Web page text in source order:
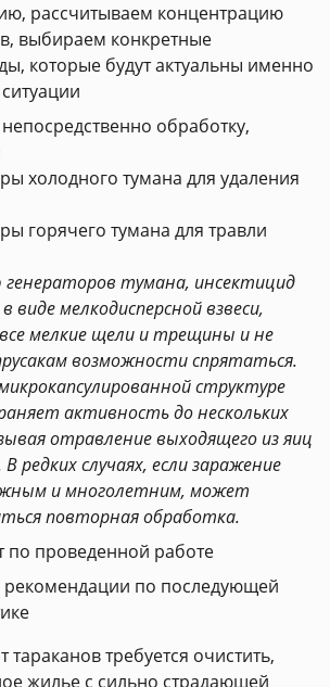
рассчитываем концентрацию
выбираем конкретные
которые будут актуальны именно
обработку,
холодного тумана для удаления
горячего тумана для травли
тумана, инсектицид
виде мелкодисперсной взвеси,
все мелкие щели и трещины и не
возможности спрятаться.
структуре
активность до нескольких
отравление выходящего из яиц
редких случаях, если заражение
и многолетним, может
повторная обработка.
по проведенной работе
рекомендации по последующей
тараканов требуется очистить,
жилье с сильно страдающей